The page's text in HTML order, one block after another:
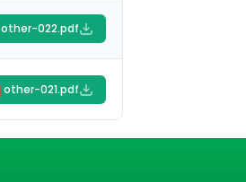
other-022.pdf
other-021.pdf